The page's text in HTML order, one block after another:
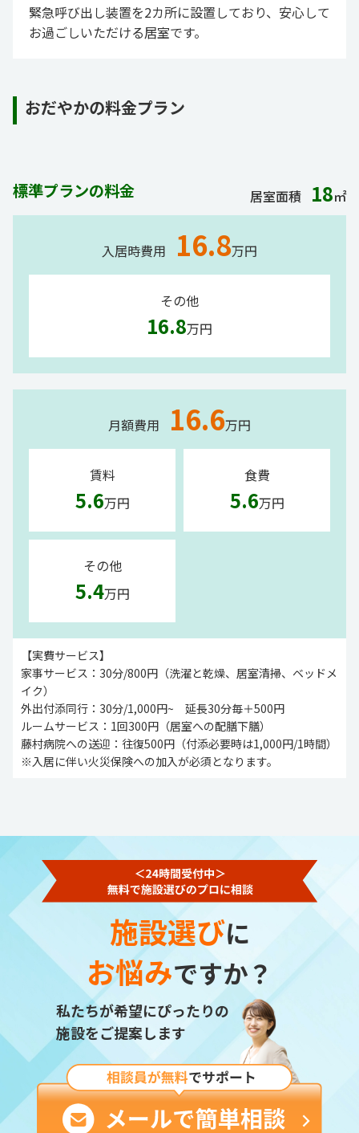
緊急呼び出し装置を2カ所に設置しており、安心して
お過ごしいただける居室です。
おだやかの料金プラン
標準プランの料金 居室面積 18㎡
入居時費用 16.8万円
その他
16.8万円
月額費用 16.6万円
賃料
5.6万円
食費
5.6万円
その他
5.4万円
【実費サービス】
家事サービス：30分/800円（洗濯と乾燥、居室清掃、ベッドメ
イク）
外出付添同行：30分/1,000円~ 延長30分毎＋500円
ルームサービス：1回300円（居室への配膳下膳）
藤村病院への送迎：往復500円（付添必要時は1,000円/1時間）
※入居に伴い火災保険への加入が必須となります。
施設選びに
お悩みですか？
私たちが希望にぴったりの
施設をご提案します